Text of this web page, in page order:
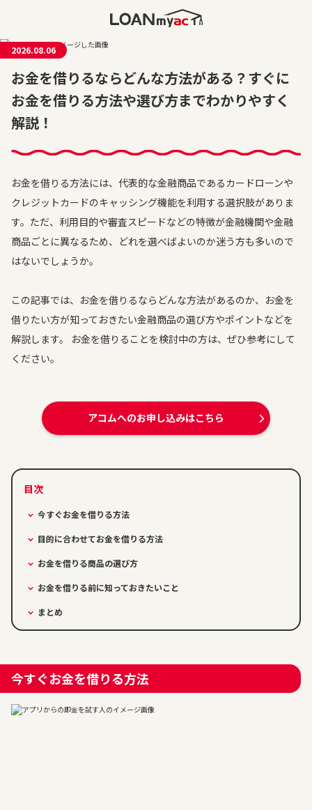
2026.08.06
お金を借りるならどんな方法がある？すぐに
お金を借りる方法や選び方までわかりやすく
解説！
お金を借りる方法には、代表的な金融商品であるカードローンや
クレジットカードのキャッシング機能を利用する選択肢がありま
す。ただ、利用目的や審査スピードなどの特徴が金融機関や金融
商品ごとに異なるため、どれを選べばよいのか迷う方も多いので
はないでしょうか。
この記事では、お金を借りるならどんな方法があるのか、お金を
借りたい方が知っておきたい金融商品の選び方やポイントなどを
解説します。 お金を借りることを検討中の方は、ぜひ参考にして
ください。
アコムへのお申し込みはこちら
今すぐお金を借りる方法
目的に合わせてお金を借りる方法
お金を借りる商品の選び方
お金を借りる前に知っておきたいこと
まとめ
今すぐお金を借りる方法